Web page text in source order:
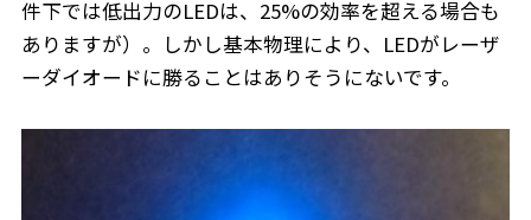
件下では低出力のLEDは、25%の効率を超える場合も
ありますが）。しかし基本物理により、LEDがレーザ
ーダイオードに勝ることはありそうにないです。